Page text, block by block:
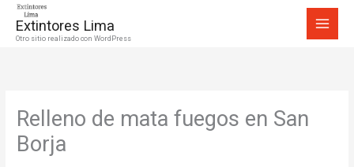
Extintores Lima
Otro sitio realizado con WordPress
Relleno de mata fuegos en San
Borja